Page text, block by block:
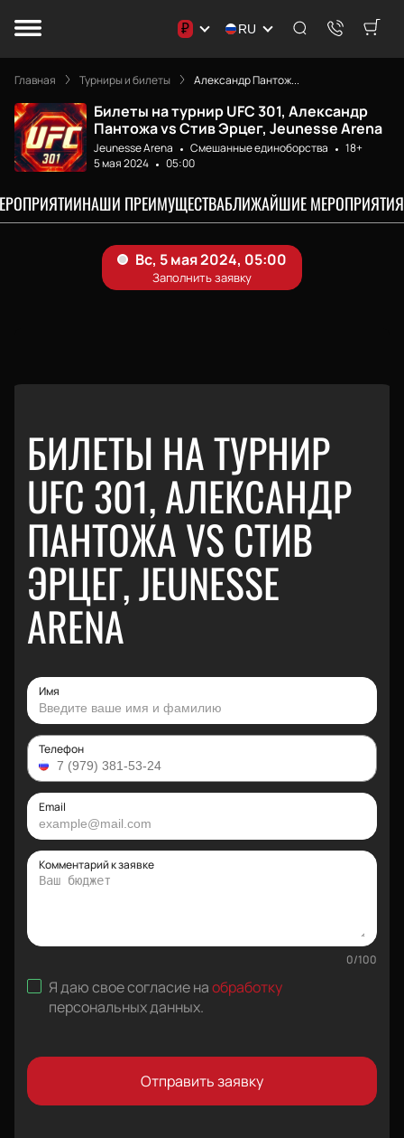
₽ RU
Главная Турниры и билеты Александр Пантож...
Билеты на турнир UFC 301, Александр
Пантожа vs Стив Эрцег, Jeunesse Arena
Jeunesse Arena Смешанные единоборства
18+
5 мая 2024
05:00
НАШИ ПРЕИМУЩЕСТВАБЛИЖАЙШИЕ МЕРОПРИЯТИЯ
БИЛЕТЫ НА ТУРНИР
UFC 301, АЛЕКСАНДР
ПАНТОЖА VS СТИВ
ЭРЦЕГ, JEUNESSE
ARENA
Имя
Телефон
Email
Комментарий к заявке
0/100
Я даю свое согласие наобработку
персональных данных.
Отправить заявку